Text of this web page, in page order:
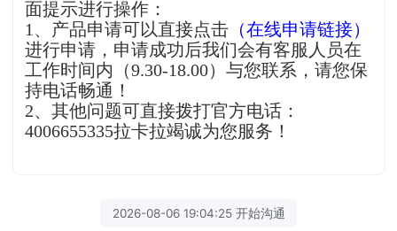
面提示进行操作：
1、产品申请可以直接点击 （在线申请链接）
进行申请，申请成功后我们会有客服人员在
工作时间内（9.30-18.00）与您联系，请您保
持电话畅通！
2、其他问题可直接拨打官方电话：
4006655335拉卡拉竭诚为您服务！
2026-08-06 19:04:25 开始沟通